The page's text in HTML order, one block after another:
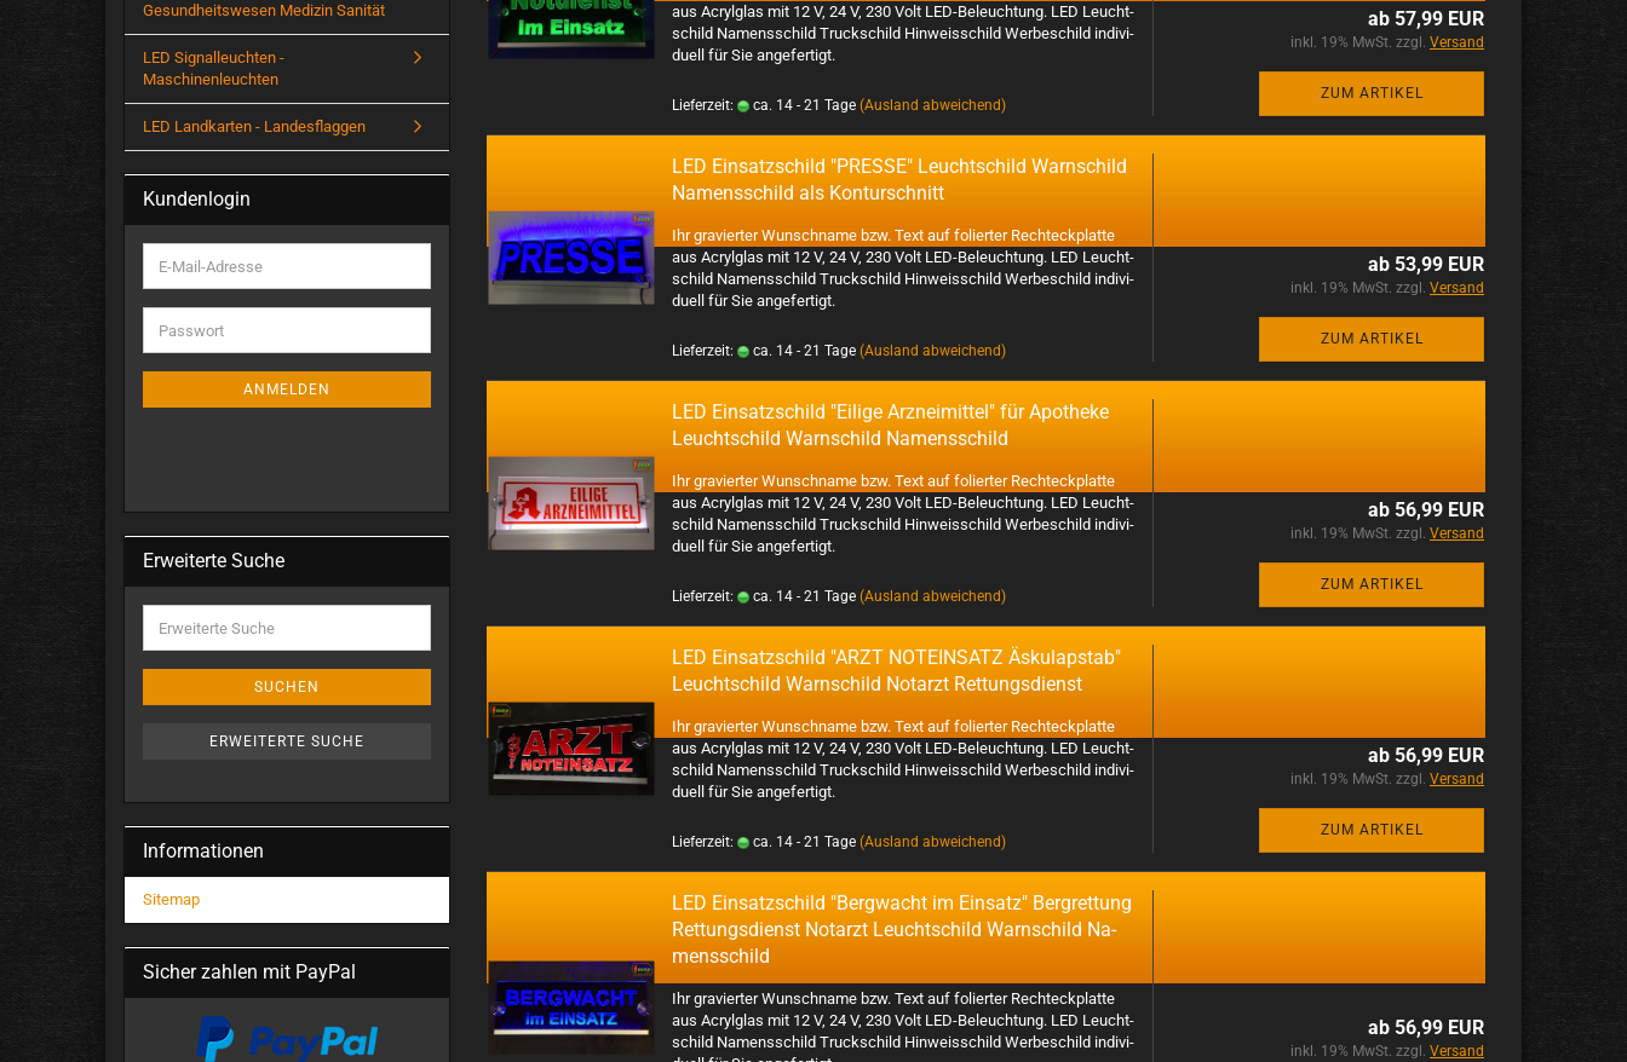
aus Acryl­glas mit 12 V, 24 V, 230 Volt LED-​Beleuchtung. LED Leucht­
schild Na­mens­schild Truck­schild Hin­weis­schild Wer­be­schild in­di­vi­
du­ell für Sie an­ge­fer­tigt.
Lieferzeit: ca. 14 - 21 Tage (Ausland abweichend)
ab 57,99 EUR
inkl. 19% MwSt. zzgl. Versand
ZUM ARTIKEL
LED Ein­satz­schild "PRES­SE" Leucht­schild Warn­schild
Na­mens­schild als Kon­tur­schnitt
Ihr gra­vier­ter Wunsch­na­me bzw. Text auf fo­lier­ter Recht­eck­plat­te
aus Acryl­glas mit 12 V, 24 V, 230 Volt LED-​Beleuchtung. LED Leucht­
schild Na­mens­schild Truck­schild Hin­weis­schild Wer­be­schild in­di­vi­
du­ell für Sie an­ge­fer­tigt.
Lieferzeit: ca. 14 - 21 Tage (Ausland abweichend)
ab 53,99 EUR
inkl. 19% MwSt. zzgl. Versand
ZUM ARTIKEL
LED Ein­satz­schild "Ei­li­ge Arz­nei­mit­tel" für Apo­the­ke
Leucht­schild Warn­schild Na­mens­schild
Ihr gra­vier­ter Wunsch­na­me bzw. Text auf fo­lier­ter Recht­eck­plat­te
aus Acryl­glas mit 12 V, 24 V, 230 Volt LED-​Beleuchtung. LED Leucht­
schild Na­mens­schild Truck­schild Hin­weis­schild Wer­be­schild in­di­vi­
du­ell für Sie an­ge­fer­tigt.
Lieferzeit: ca. 14 - 21 Tage (Ausland abweichend)
ab 56,99 EUR
inkl. 19% MwSt. zzgl. Versand
ZUM ARTIKEL
LED Ein­satz­schild "ARZT NOT­EIN­SATZ Äs­ku­lap­stab"
Leucht­schild Warn­schild Not­arzt Ret­tungs­dienst
Ihr gra­vier­ter Wunsch­na­me bzw. Text auf fo­lier­ter Recht­eck­plat­te
aus Acryl­glas mit 12 V, 24 V, 230 Volt LED-​Beleuchtung. LED Leucht­
schild Na­mens­schild Truck­schild Hin­weis­schild Wer­be­schild in­di­vi­
du­ell für Sie an­ge­fer­tigt.
Lieferzeit: ca. 14 - 21 Tage (Ausland abweichend)
ab 56,99 EUR
inkl. 19% MwSt. zzgl. Versand
ZUM ARTIKEL
LED Ein­satz­schild "Berg­wacht im Ein­satz" Berg­ret­tung
Ret­tungs­dienst Not­arzt Leucht­schild Warn­schild Na­
mens­schild
Ihr gra­vier­ter Wunsch­na­me bzw. Text auf fo­lier­ter Recht­eck­plat­te
aus Acryl­glas mit 12 V, 24 V, 230 Volt LED-​Beleuchtung. LED Leucht­
schild Na­mens­schild Truck­schild Hin­weis­schild Wer­be­schild in­di­vi­
ab 56,99 EUR
inkl. 19% MwSt. zzgl. Versand
Gesundheitswesen Medizin Sanität
LED Signalleuchten -
Maschinenleuchten
LED Landkarten - Landesflaggen
Kundenlogin
ANMELDEN
Erweiterte Suche
SUCHEN
ERWEITERTE SUCHE
Informationen
Sitemap
Sicher zahlen mit PayPal